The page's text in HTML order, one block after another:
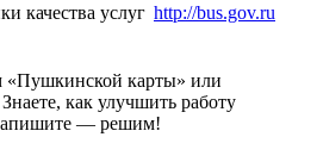
http://bus.gov.ru
«Пушкинской карты» или
как улучшить работу
— решим!